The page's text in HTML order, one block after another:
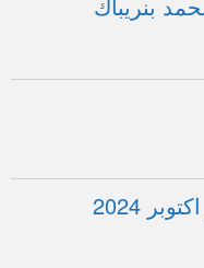
2024